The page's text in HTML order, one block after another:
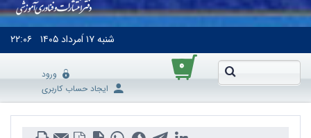
شنبه۱۷ اَمرداد ۱۴۰۵ ۲۲:۰۶
۰
ورود
ایجاد حساب کاربری